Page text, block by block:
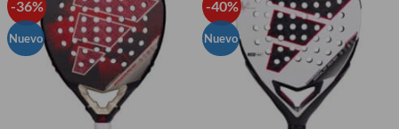
-36%
Nuevo
-40%
Nuevo